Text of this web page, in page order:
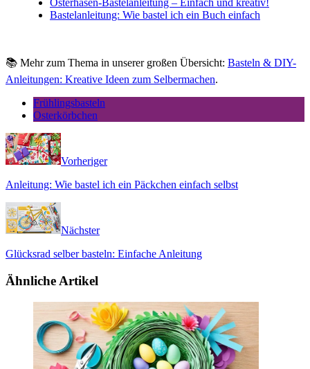
Osterhasen-Bastelanleitung – Einfach und kreativ!
Bastelanleitung: Wie bastel ich ein Buch einfach
📚 Mehr zum Thema in unserer großen Übersicht: Basteln & DIY-
Anleitungen: Kreative Ideen zum Selbermachen.
Frühlingsbasteln
Osterkörbchen
Vorheriger
Anleitung: Wie bastel ich ein Päckchen einfach selbst
Nächster
Glücksrad selber basteln: Einfache Anleitung
Ähnliche Artikel